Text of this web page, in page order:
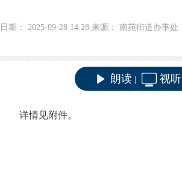
日期： 2025-09-28 14:28 来源： 南苑街道办事处
朗读 视听
详情见附件。